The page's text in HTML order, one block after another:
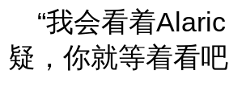
“我会看着Alaric
疑，你就等着看吧